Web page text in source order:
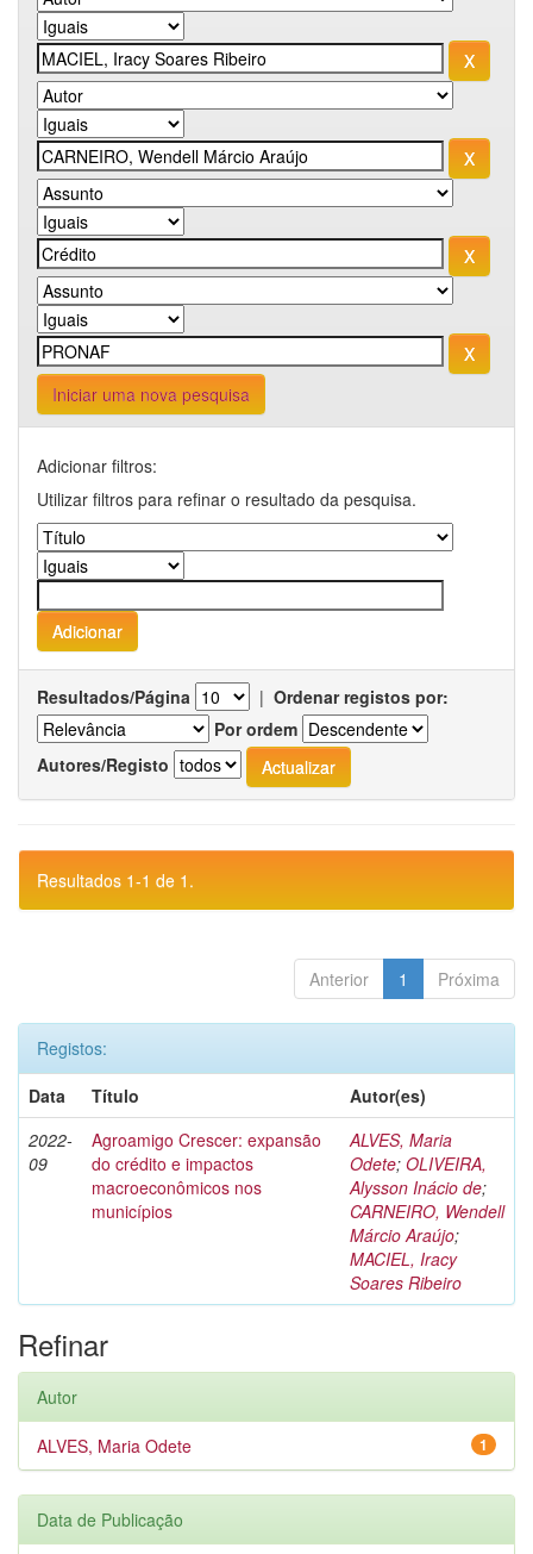
Iniciar uma nova pesquisa
Adicionar filtros:
Utilizar filtros para refinar o resultado da pesquisa.
Resultados/Página | Ordenar registos por:
Por ordem
Autores/Registo
Resultados 1-1 de 1.
Anterior 1 Próxima
Registos:
Data
Título
Autor(es)
2022-
09
Agroamigo Crescer: expansão
do crédito e impactos
macroeconômicos nos
municípios
ALVES, Maria
Odete; OLIVEIRA,
Alysson Inácio de;
CARNEIRO, Wendell
Márcio Araújo;
MACIEL, Iracy
Soares Ribeiro
Refinar
Autor
1
ALVES, Maria Odete
Data de Publicação